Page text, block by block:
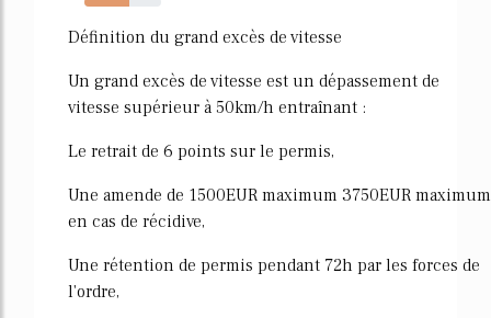
59%
Définition du grand excès de vitesse
Un grand excès de vitesse est un dépassement de
vitesse supérieur à 50km/h entraînant :
Le retrait de 6 points sur le permis,
Une amende de 1500EUR maximum 3750EUR maximum
en cas de récidive,
Une rétention de permis pendant 72h par les forces de
l'ordre,